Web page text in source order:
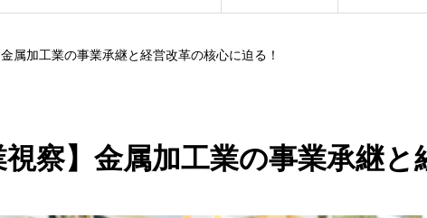
金属加工業の事業承継と経営改革の核心に迫る！
視察】金属加工業の事業承継